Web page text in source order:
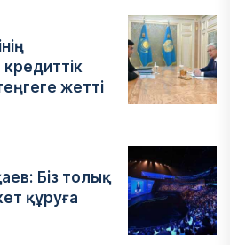
жетті
Біз толық
құруға